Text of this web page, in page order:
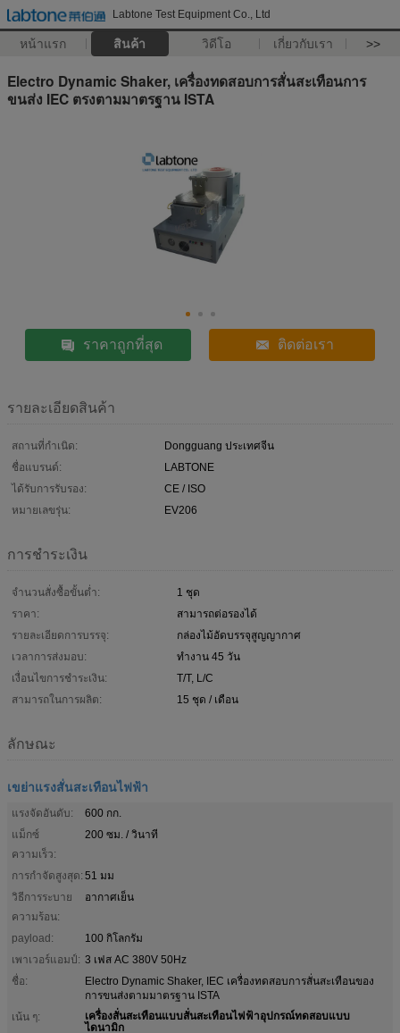
Labtone Test Equipment Co., Ltd
หน้าแรก สินค้า วิดีโอ เกี่ยวกับเรา >>
Electro Dynamic Shaker, เครื่องทดสอบการสั่นสะเทือนการ
ขนส่ง IEC ตรงตามมาตรฐาน ISTA
ราคาถูกที่สุด ติดต่อเรา
รายละเอียดสินค้า
สถานที่กำเนิด:
Dongguang ประเทศจีน
ชื่อแบรนด์:
LABTONE
ได้รับการรับรอง:
CE / ISO
หมายเลขรุ่น:
EV206
การชำระเงิน
จำนวนสั่งซื้อขั้นต่ำ:
1 ชุด
ราคา:
สามารถต่อรองได้
รายละเอียดการบรรจุ:
กล่องไม้อัดบรรจุสูญญากาศ
เวลาการส่งมอบ:
ทำงาน 45 วัน
เงื่อนไขการชำระเงิน:
T/T, L/C
สามารถในการผลิต:
15 ชุด / เดือน
ลักษณะ
เขย่าแรงสั่นสะเทือนไฟฟ้า
แรงจัดอันดับ:
600 กก.
แม็กซ์
ความเร็ว:
200 ซม. / วินาที
การกำจัดสูงสุด: 51 มม
วิธีการระบาย
ความร้อน:
อากาศเย็น
payload:
100 กิโลกรัม
เพาเวอร์แอมป์: 3 เฟส AC 380V 50Hz
ชื่อ:
Electro Dynamic Shaker, IEC เครื่องทดสอบการสั่นสะเทือนของ
การขนส่งตามมาตรฐาน ISTA
เน้น ๆ:
เครื่องสั่นสะเทือนแบบสั่นสะเทือนไฟฟ้าอุปกรณ์ทดสอบแบบ
ไดนามิก